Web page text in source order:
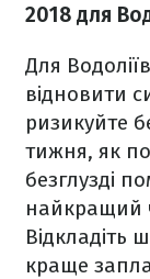
2018 для
Для
відновити
ризикуйте
тижня, як
безглузді
найкращий
Відкладіть
краще